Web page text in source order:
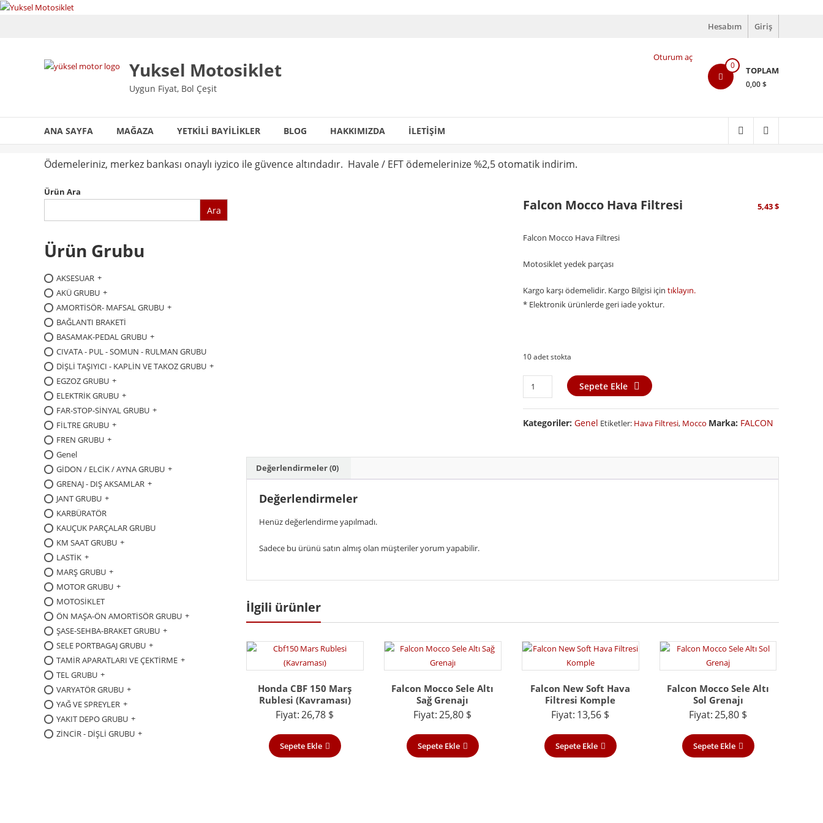
Skip
Hesabım Giriş
Yuksel Motosiklet
Uygun Fiyat, Bol Çeşit
0 TOPLAM
0,00 $
Oturum aç
ANA SAYFA MAĞAZA YETKILI BAYILIKLER BLOG HAKKIMIZDA İLETIŞIM
Ödemeleriniz, merkez bankası onaylı iyzico ile güvence altındadır. Havale / EFT ödemelerinize %2,5 otomatik indirim.
Falcon Mocco Hava Filtresi 5,43$
Falcon Mocco Hava Filtresi
Motosiklet yedek parçası
Kargo karşı ödemelidir. Kargo Bilgisi için tıklayın.
* Elektronik ürünlerde geri iade yoktur.
10 adet stokta
Falcon
Mocco
Hava
Filtresi
Sepete Ekle
Kategoriler:Genel Etiketler: Hava Filtresi, Mocco Marka: FALCON
Değerlendirmeler (0)
Değerlendirmeler
Henüz değerlendirme yapılmadı.
Sadece bu ürünü satın almış olan müşteriler yorum yapabilir.
İlgili ürünler
Honda CBF 150 Marş
Rublesi (Kavraması)
Fiyat: 26,78 $
Sepete Ekle
Falcon Mocco Sele Altı
Sağ Grenajı
Fiyat:25,80 $
Sepete Ekle
Falcon New Soft Hava
Filtresi Komple
Fiyat: 13,56 $
Sepete Ekle
Falcon Mocco Sele Altı
Sol Grenajı
Fiyat:25,80 $
Sepete Ekle
Ürün Ara
Ara
Ürün Grubu
AKSESUAR
AKÜ GRUBU
AMORTİSÖR- MAFSAL GRUBU
BAĞLANTI BRAKETİ
BASAMAK-PEDAL GRUBU
CIVATA - PUL - SOMUN - RULMAN GRUBU
DİŞLİ TAŞIYICI - KAPLİN VE TAKOZ GRUBU
EGZOZ GRUBU
ELEKTRİK GRUBU
FAR-STOP-SİNYAL GRUBU
FİLTRE GRUBU
FREN GRUBU
Genel
GİDON / ELCİK / AYNA GRUBU
GRENAJ - DIŞ AKSAMLAR
JANT GRUBU
KARBÜRATÖR
KAUÇUK PARÇALAR GRUBU
KM SAAT GRUBU
LASTİK
MARŞ GRUBU
MOTOR GRUBU
MOTOSİKLET
ÖN MAŞA-ÖN AMORTİSÖR GRUBU
ŞASE-SEHBA-BRAKET GRUBU
SELE PORTBAGAJ GRUBU
TAMİR APARATLARI VE ÇEKTİRME
TEL GRUBU
VARYATÖR GRUBU
YAĞ VE SPREYLER
YAKIT DEPO GRUBU
ZİNCİR - DİŞLİ GRUBU